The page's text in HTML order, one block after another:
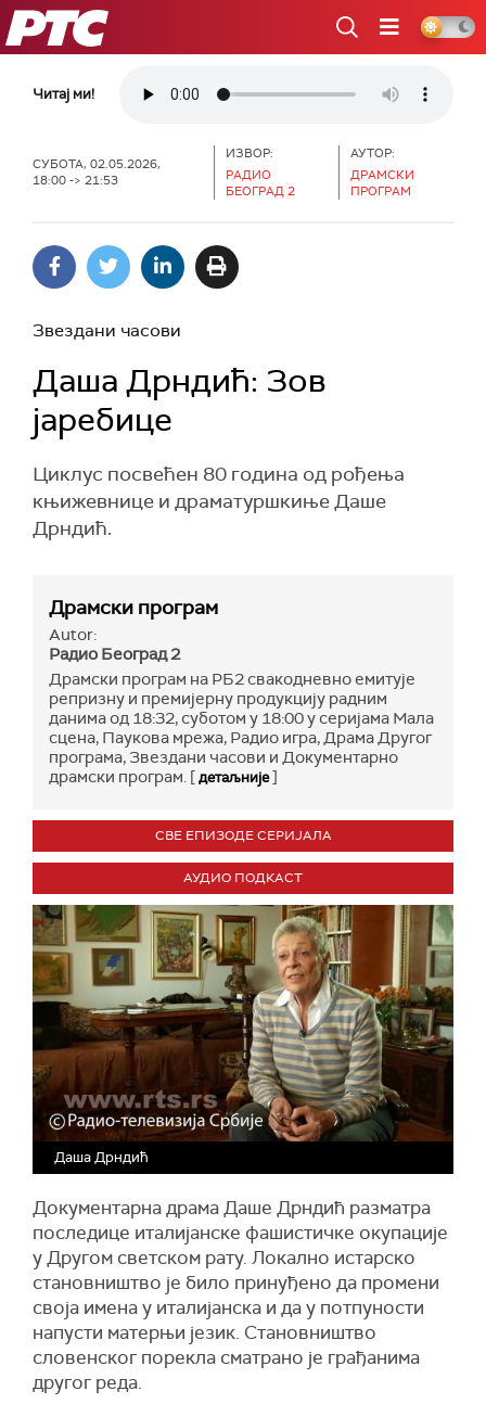
РТС
Читај ми!
СУБОТА, 02.05.2026,
18:00 -> 21:53
ИЗВОР:
РАДИО
БЕОГРАД 2
АУТОР:
ДРАМСКИ
ПРОГРАМ
Звездани часови
Даша Дрндић: Зов
јаребице
Циклус посвећен 80 година од рођења
књижевнице и драматуршкиње Даше
Дрндић.
Драмски програм
Autor:
Радио Београд 2
Драмски програм на РБ2 свакодневно емитује
репризну и премијерну продукцију радним
данима од 18:32, суботом у 18:00 у серијама Мала
сцена, Паукова мрежа, Радио игра, Драма Другог
програма, Звездани часови и Документарно
драмски програм. [детаљније]
СВЕ ЕПИЗОДЕ СЕРИЈАЛА
АУДИО ПОДКАСТ
Даша Дрндић
Документарна драма Даше Дрндић разматра
последице италијанске фашистичке окупације
у Другом светском рату. Локално истарско
становништво је било принуђено да промени
своја имена у италијанска и да у потпуности
напусти матерњи језик. Становништво
словенског порекла сматрано је грађанима
другог реда.